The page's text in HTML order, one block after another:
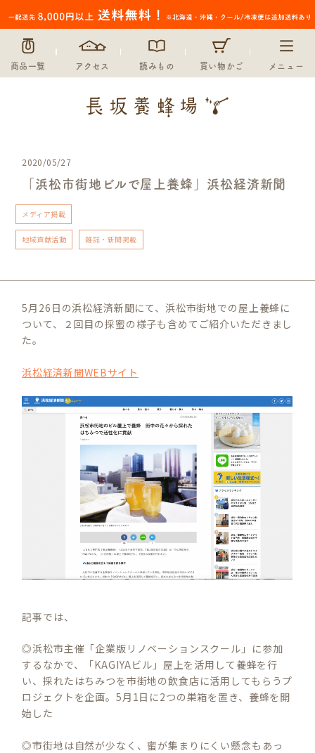
商品一覧 アクセス 読みもの 買い物かご メニュー
2020/05/27
「浜松市街地ビルで屋上養蜂」浜松経済新聞
メディア掲載
地域貢献活動 雑誌・新聞掲載
5月26日の浜松経済新聞にて、浜松市街地での屋上養蜂に
ついて、２回目の採蜜の様子も含めてご紹介いただきまし
た。
浜松経済新聞WEBサイト
記事では、
◎浜松市主催「企業版リノベーションスクール」に参加
するなかで、「KAGIYAビル」屋上を活用して養蜂を行
い、採れたはちみつを市街地の飲食店に活用してもらうプ
ロジェクトを企画。5月1日に2つの巣箱を置き、養蜂を開
始した
◎市街地は自然が少なく、蜜が集まりにくい懸念もあっ